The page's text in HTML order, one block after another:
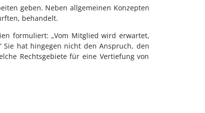
geben. Neben allgemeinen Konzepten
behandelt.
formuliert: „Vom Mitglied wird erwartet,
hat hingegen nicht den Anspruch, den
Rechtsgebiete für eine Vertiefung von